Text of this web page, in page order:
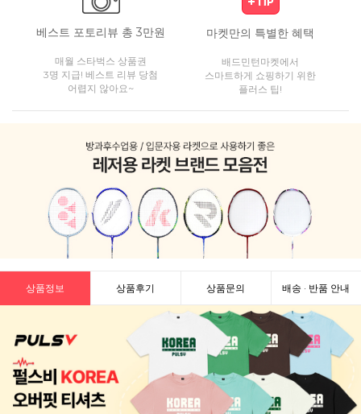
베스트 포토리뷰 총 3만원
매월 스타벅스 상품권
3명 지급! 베스트 리뷰 당첨
어렵지 않아요~
마켓만의 특별한 혜택
배드민턴마켓에서
스마트하게 쇼핑하기 위한
플러스 팁!
상품정보 상품후기 상품문의 배송 · 반품 안내